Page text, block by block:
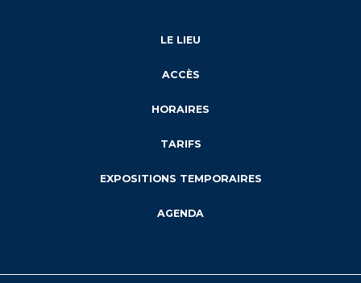
LE LIEU
ACCÈS
HORAIRES
TARIFS
EXPOSITIONS TEMPORAIRES
AGENDA